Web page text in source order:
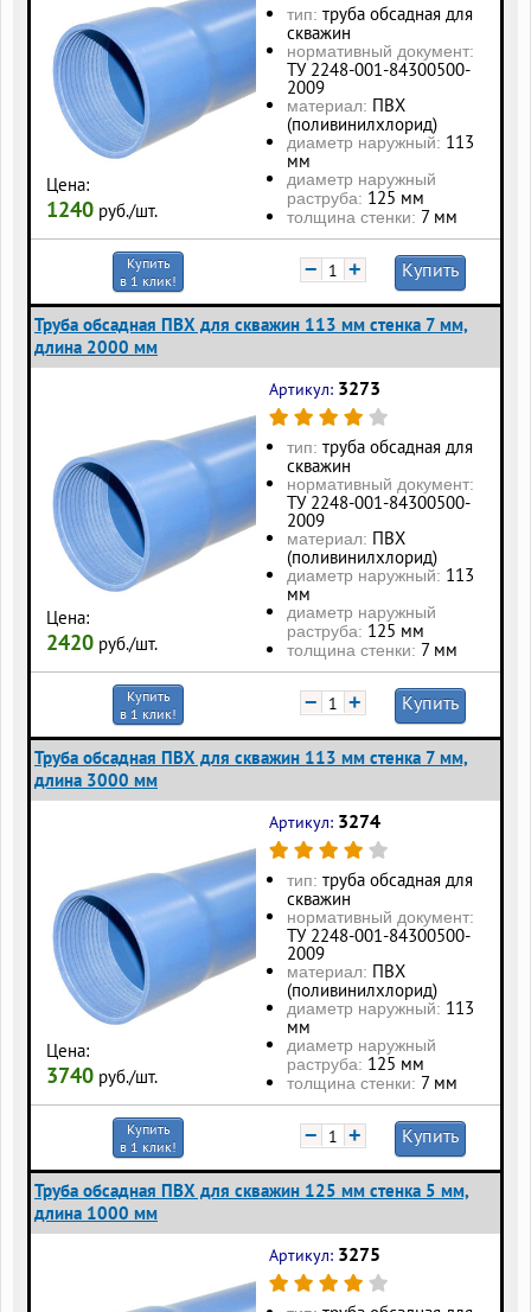
Цена:
1240 руб./шт.
тип: труба обсадная для
скважин
нормативный документ:
ТУ 2248-001-84300500-
2009
материал: ПВХ
(поливинилхлорид)
диаметр наружный: 113
мм
диаметр наружный
раструба: 125 мм
толщина стенки: 7 мм
Купить
в 1 клик!
− + Купить
Труба обсадная ПВХ для скважин 113 мм стенка 7 мм,
длина 2000 мм
Цена:
2420 руб./шт.
Артикул: 3273
тип: труба обсадная для
скважин
нормативный документ:
ТУ 2248-001-84300500-
2009
материал: ПВХ
(поливинилхлорид)
диаметр наружный: 113
мм
диаметр наружный
раструба: 125 мм
толщина стенки: 7 мм
Купить
в 1 клик!
− + Купить
Труба обсадная ПВХ для скважин 113 мм стенка 7 мм,
длина 3000 мм
Цена:
3740 руб./шт.
Артикул: 3274
тип: труба обсадная для
скважин
нормативный документ:
ТУ 2248-001-84300500-
2009
материал: ПВХ
(поливинилхлорид)
диаметр наружный: 113
мм
диаметр наружный
раструба: 125 мм
толщина стенки: 7 мм
Купить
в 1 клик!
− + Купить
Труба обсадная ПВХ для скважин 125 мм стенка 5 мм,
длина 1000 мм
Артикул: 3275